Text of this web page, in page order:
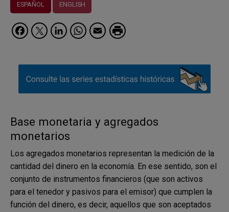
ESPAÑOL ENGLISH
Facebook
Twitter
LinkedIn
WhatsApp
Email
Base monetaria y agregados
monetarios
Los agregados monetarios representan la medición de la
cantidad del dinero en la economía. En ese sentido, son el
conjunto de instrumentos financieros (que son activos
para el tenedor y pasivos para el emisor) que cumplen la
función del dinero, es decir, aquellos que son aceptados